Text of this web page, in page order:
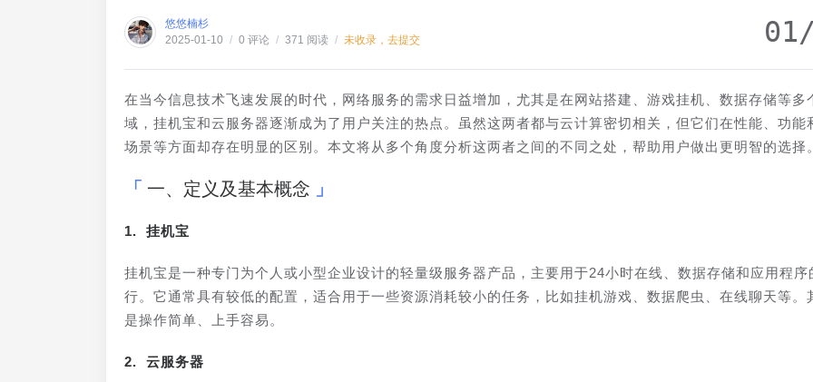
悠悠楠杉
2025-01-10 / 0 评论 / 371 阅读 / 未收录，去提交
在当今信息技术飞速发展的时代，网络服务的需求日益增加，尤其是在网站搭建、游戏挂机、数据存储等多
域，挂机宝和云服务器逐渐成为了用户关注的热点。虽然这两者都与云计算密切相关，但它们在性能、功能
场景等方面却存在明显的区别。本文将从多个角度分析这两者之间的不同之处，帮助用户做出更明智的选择
一、定义及基本概念
1. 挂机宝
挂机宝是一种专门为个人或小型企业设计的轻量级服务器产品，主要用于24小时在线、数据存储和应用程序
行。它通常具有较低的配置，适合用于一些资源消耗较小的任务，比如挂机游戏、数据爬虫、在线聊天等。
是操作简单、上手容易。
2. 云服务器